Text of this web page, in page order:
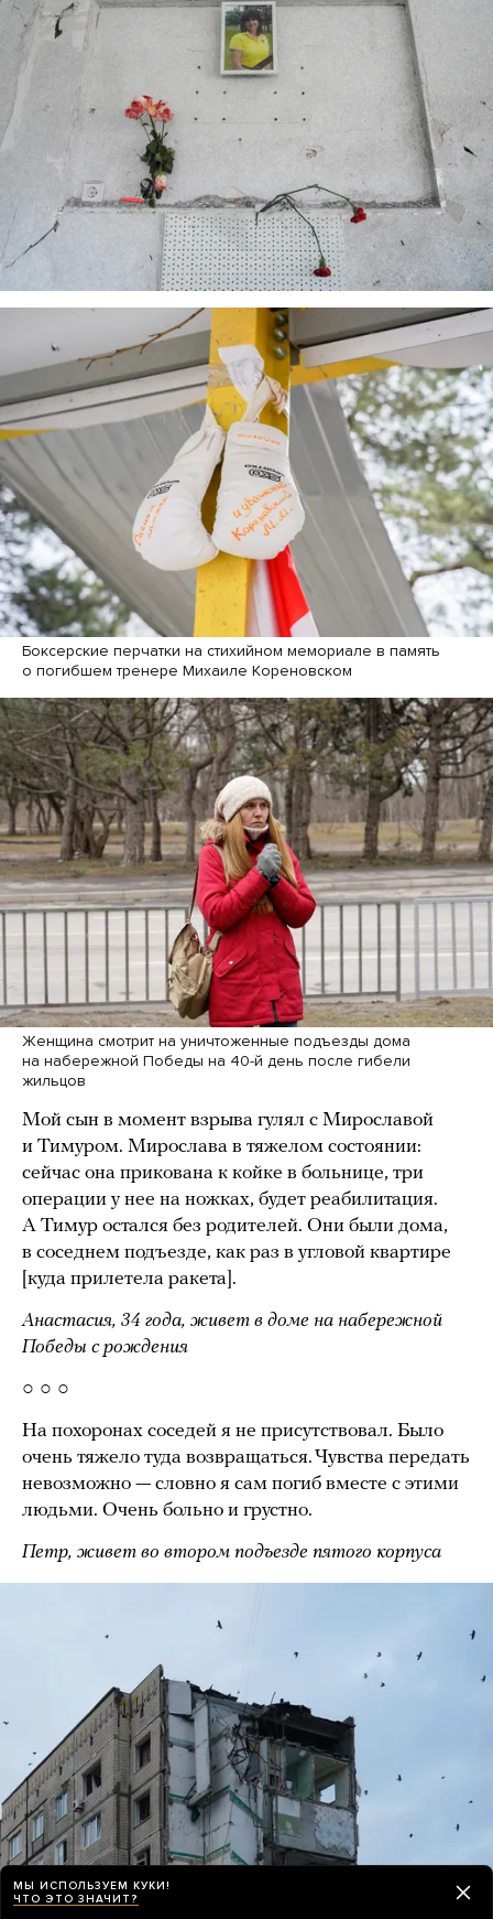
Боксерские перчатки на стихийном мемориале в память
о погибшем тренере Михаиле Кореновском
Женщина смотрит на уничтоженные подъезды дома
на набережной Победы на 40-й день после гибели
жильцов
Мой сын в момент взрыва гулял с Мирославой
и Тимуром. Мирослава в тяжелом состоянии:
сейчас она прикована к койке в больнице, три
операции у нее на ножках, будет реабилитация.
А Тимур остался без родителей. Они были дома,
в соседнем подъезде, как раз в угловой квартире
[куда прилетела ракета].
Анастасия, 34 года, живет в доме на набережной
Победы с рождения
○ ○ ○
На похоронах соседей я не присутствовал. Было
очень тяжело туда возвращаться. Чувства передать
невозможно — словно я сам погиб вместе с этими
людьми. Очень больно и грустно.
Петр, живет во втором подъезде пятого корпуса
МЫ ИСПОЛЬЗУЕМ КУКИ!
ЧТО ЭТО ЗНАЧИТ?